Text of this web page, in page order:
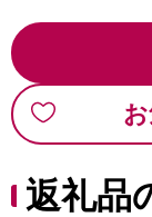
返礼品